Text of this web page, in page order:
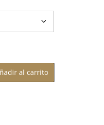
al carrito